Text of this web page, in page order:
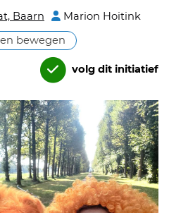
Baarn
Marion Hoitink
bewegen
volg dit initiatief